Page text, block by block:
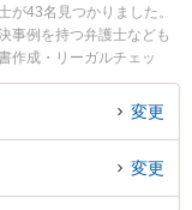
が43名見つかりました。
事例を持つ弁護士なども
作成・リーガルチェッ
り込み検索もでき便利で
法人山本・坪井綜合法律
ルを今すぐに弁護士に相
豊富な近くの弁護士を検
変更
変更